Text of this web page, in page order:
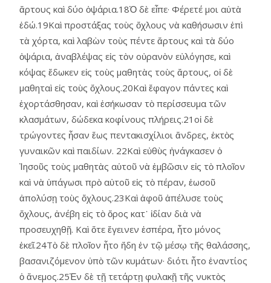
ἄρτους καὶ δύο ὀψάρια.18Ὁ δὲ εἶπε· Φέρετέ μοι αὐτὰ
ἐδώ.19Καὶ προστάξας τοὺς ὄχλους νὰ καθήσωσιν ἐπὶ
τὰ χόρτα, καὶ λαβὼν τοὺς πέντε ἄρτους καὶ τὰ δύο
ὀψάρια, ἀναβλέψας εἰς τὸν οὐρανὸν εὐλόγησε, καὶ
κόψας ἔδωκεν εἰς τοὺς μαθητὰς τοὺς ἄρτους, οἱ δὲ
μαθηταὶ εἰς τοὺς ὄχλους.20Καὶ ἔφαγον πάντες καὶ
ἐχορτάσθησαν, καὶ ἐσήκωσαν τὸ περίσσευμα τῶν
κλασμάτων, δώδεκα κοφίνους πλήρεις.21οἱ δὲ
τρώγοντες ἦσαν ἕως πεντακισχίλιοι ἄνδρες, ἐκτὸς
γυναικῶν καὶ παιδίων. 22Καὶ εὐθὺς ἠνάγκασεν ὁ
Ἰησοῦς τοὺς μαθητὰς αὑτοῦ νὰ ἐμβῶσιν εἰς τὸ πλοῖον
καὶ νὰ ὑπάγωσι πρὸ αὐτοῦ εἰς τὸ πέραν, ἑωσοῦ
ἀπολύσῃ τοὺς ὄχλους.23Καὶ ἀφοῦ ἀπέλυσε τοὺς
ὄχλους, ἀνέβη εἰς τὸ ὄρος κατ᾿ ἰδίαν διὰ νὰ
προσευχηθῇ. Καὶ ὅτε ἔγεινεν ἑσπέρα, ἦτο μόνος
ἐκεῖ.24Τὸ δὲ πλοῖον ἦτο ἤδη ἐν τῷ μέσῳ τῆς θαλάσσης,
βασανιζόμενον ὑπὸ τῶν κυμάτων· διότι ἦτο ἐναντίος
ὁ ἄνεμος.25Ἐν δὲ τῇ τετάρτῃ φυλακῇ τῆς νυκτὸς